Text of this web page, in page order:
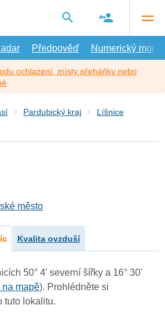
Předpověď Numerický model
ochlazení, místy přeháňky nebo
Pardubický kraj
Líšnice
město
Kvalita ovzduší
50° 4' severní šířky a 16° 30'
na mapě). Prohlédněte si
tuto lokalitu.